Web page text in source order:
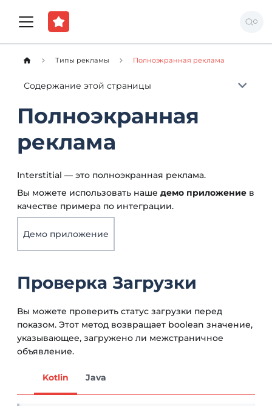
Типы рекламы Полноэкранная реклама
Содержание этой страницы
Полноэкранная
реклама
Interstitial — это полноэкранная реклама.
Вы можете использовать наше демо приложение в
качестве примера по интеграции.
Демо приложение
Проверка Загрузки
Вы можете проверить статус загрузки перед
показом. Этот метод возвращает boolean значение,
указывающее, загружено ли межстраничное
объявление.
Kotlin Java